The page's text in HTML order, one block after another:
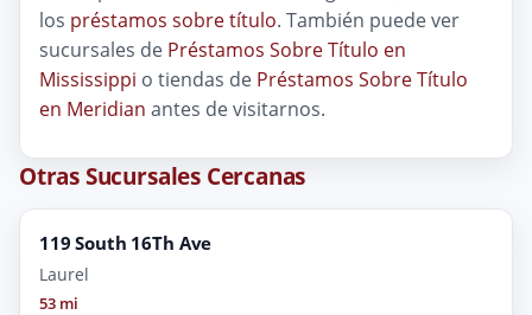
los préstamos sobre título. También puede ver
sucursales de Préstamos Sobre Título en
Mississippi o tiendas de Préstamos Sobre Título
en Meridian antes de visitarnos.
Otras Sucursales Cercanas
119 South 16Th Ave
Laurel
53 mi